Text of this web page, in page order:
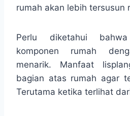
rumah akan lebih tersusun
Perlu diketahui
komponen rumah
menarik. Manfaat
bagian atas rumah agar
Terutama ketika terlihat